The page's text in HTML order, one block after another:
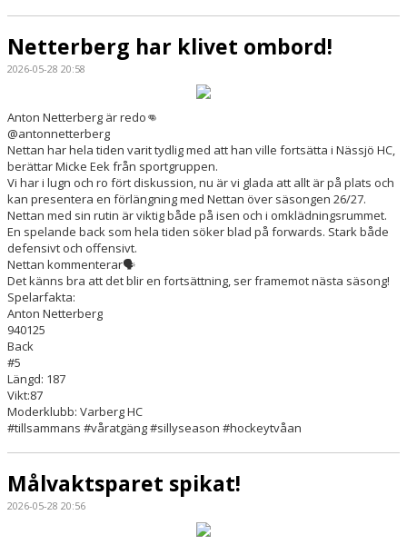
Netterberg har klivet ombord!
2026-05-28 20:58
Anton Netterberg är redo👊
@antonnetterberg
Nettan har hela tiden varit tydlig med att han ville fortsätta i Nässjö HC,
berättar Micke Eek från sportgruppen.
Vi har i lugn och ro fört diskussion, nu är vi glada att allt är på plats och
kan presentera en förlängning med Nettan över säsongen 26/27.
Nettan med sin rutin är viktig både på isen och i omklädningsrummet.
En spelande back som hela tiden söker blad på forwards. Stark både
defensivt och offensivt.
Nettan kommenterar🗣️
Det känns bra att det blir en fortsättning, ser framemot nästa säsong!
Spelarfakta:
Anton Netterberg
940125
Back
#5
Längd: 187
Vikt:87
Moderklubb: Varberg HC
#tillsammans #våratgäng #sillyseason #hockeytvåan
Målvaktsparet spikat!
2026-05-28 20:56